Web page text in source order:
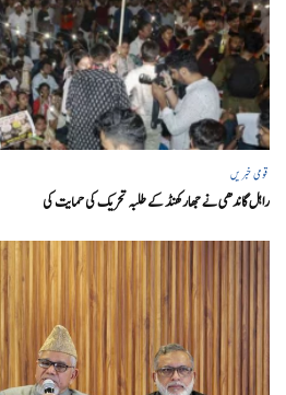
قومی خبریں
راہل گاندھی نے جھارکھنڈ کے طلبہ تحریک کی حمایت کی